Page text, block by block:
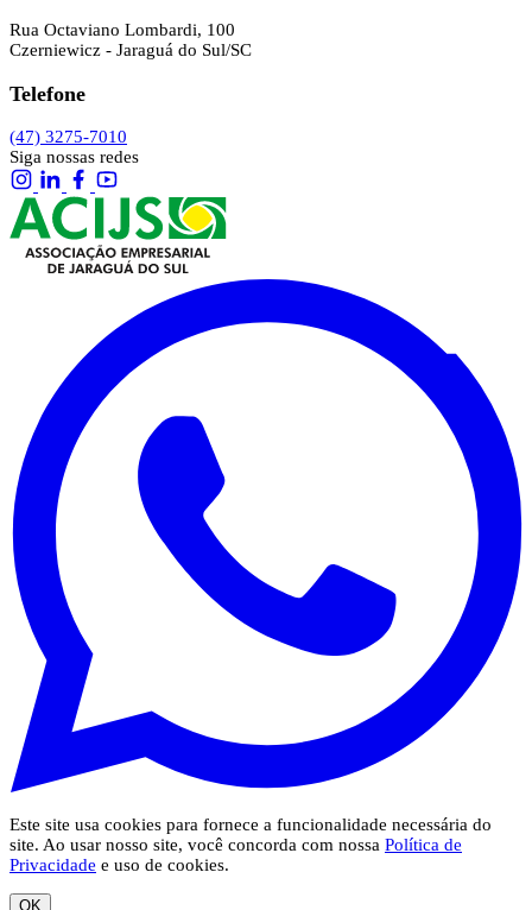
Rua Octaviano Lombardi, 100
Czerniewicz - Jaraguá do Sul/SC
Telefone
(47) 3275-7010
Siga nossas redes
Este site usa cookies para fornece a funcionalidade necessária do
site. Ao usar nosso site, você concorda com nossa Política de
Privacidade e uso de cookies.
OK